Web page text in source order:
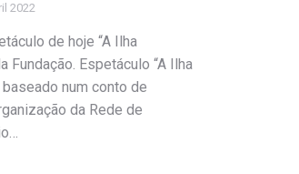
2022
de hoje “A Ilha
Fundação. Espetáculo “A Ilha
baseado num conto de
da Rede de